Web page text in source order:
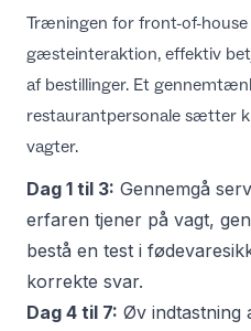
Træningen for front-of-house
gæsteinteraktion, effektiv
af bestillinger. Et
restaurantpersonale sætter
vagter.
Dag 1 til 3: Gennemgå
erfaren tjener på vagt,
bestå en test i
korrekte svar.
Dag 4 til 7: Øv indtastning